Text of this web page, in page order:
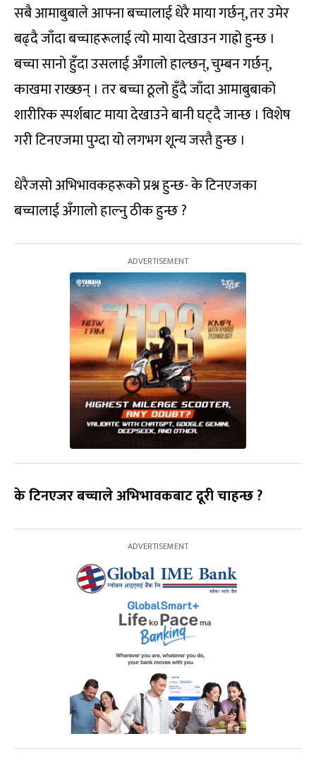
सबै आमाबुबाले आफ्ना बच्चालाई धेरै माया गर्छन्, तर उमेर
बढ्दै जाँदा बच्चाहरूलाई त्यो माया देखाउन गाह्रो हुन्छ ।
बच्चा सानो हुँदा उसलाई अँगालो हाल्छन्, चुम्बन गर्छन्,
काखमा राख्छन् । तर बच्चा ठूलो हुँदै जाँदा आमाबुबाको
शारीरिक स्पर्शबाट माया देखाउने बानी घट्दै जान्छ । विशेष
गरी टिनएजमा पुग्दा यो लगभग शून्य जस्तै हुन्छ ।
धेरैजसो अभिभावकहरूको प्रश्न हुन्छ- के टिनएजका
बच्चालाई अँगालो हाल्नु ठीक हुन्छ ?
के टिनएजर बच्चाले अभिभावकबाट दूरी चाहन्छ ?